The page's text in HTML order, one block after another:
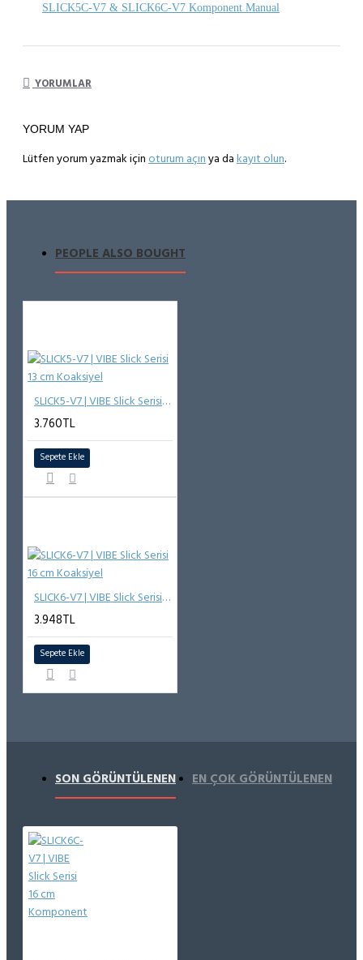
SLICK5C-V7 & SLICK6C-V7 Komponent Manual
YORUMLAR
YORUM YAP
Lütfen yorum yazmak için oturum açın ya da kayıt olun.
PEOPLE ALSO BOUGHT
SLICK5-V7 | VIBE Slick Serisi 13 cm Koaksiyel
3.760TL
Sepete Ekle
SLICK6-V7 | VIBE Slick Serisi 16 cm Koaksiyel
3.948TL
Sepete Ekle
SON GÖRÜNTÜLENEN EN ÇOK GÖRÜNTÜLENEN